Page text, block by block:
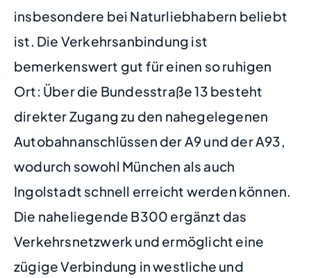
insbesondere bei Naturliebhabern beliebt
ist. Die Verkehrsanbindung ist
bemerkenswert gut für einen so ruhigen
Ort: Über die Bundesstraße 13 besteht
direkter Zugang zu den nahegelegenen
Autobahnanschlüssen der A9 und der A93,
wodurch sowohl München als auch
Ingolstadt schnell erreicht werden können.
Die naheliegende B300 ergänzt das
Verkehrsnetzwerk und ermöglicht eine
zügige Verbindung in westliche und